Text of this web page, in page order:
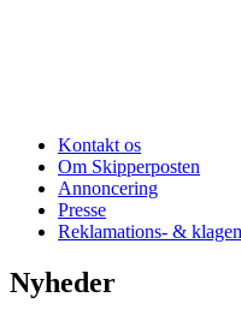
Kontakt os
Om Skipperposten
Annoncering
Presse
Reklamations- &
Nyheder